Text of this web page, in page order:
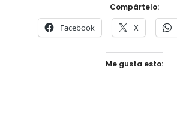
Compártelo:
Facebook X
Me gusta esto: